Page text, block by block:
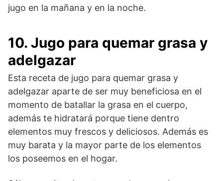
jugo en la mañana y en la noche.
10. Jugo para quemar grasa y
adelgazar
Esta receta de jugo para quemar grasa y
adelgazar aparte de ser muy beneficiosa en el
momento de batallar la grasa en el cuerpo,
además te hidratará porque tiene dentro
elementos muy frescos y deliciosos. Además es
muy barata y la mayor parte de los elementos
los poseemos en el hogar.